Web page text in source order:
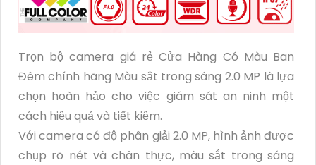
Trọn bộ camera giá rẻ Cửa Hàng Có Màu Ban
Đêm chính hãng Màu sắt trong sáng 2.0 MP là lựa
chọn hoàn hảo cho việc giám sát an ninh một
cách hiệu quả và tiết kiệm.
Với camera có độ phân giải 2.0 MP, hình ảnh được
chụp rõ nét và chân thực, màu sắt trong sáng